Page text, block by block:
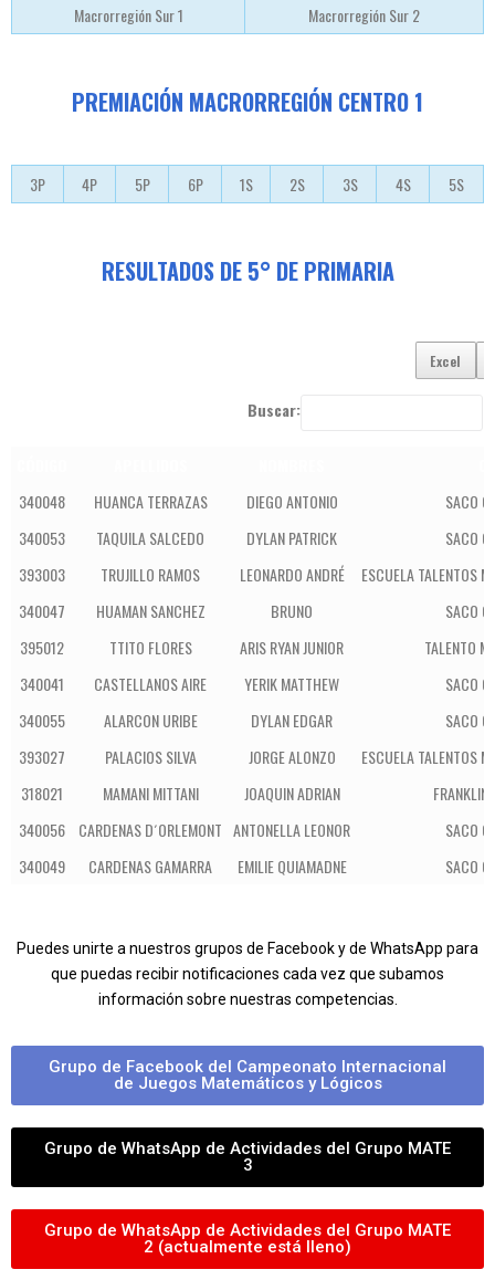
Macrorregión Sur 1
Macrorregión Sur 2
PREMIACIÓN MACRORREGIÓN CENTRO 1
3P 4P 5P 6P 1S 2S 3S 4S 5S
RESULTADOS DE 5° DE PRIMARIA
Excel
Buscar:
340048
HUANCA TERRAZAS DIEGO ANTONIO
SACO
340053
TAQUILA SALCEDO DYLAN PATRICK
SACO
393003
TRUJILLO RAMOS LEONARDO ANDRÉ
ESCUELA TALENTOS
340047
HUAMAN SANCHEZ BRUNO
SACO
395012
TTITO FLORES ARIS RYAN JUNIOR
TALENTO
340041
CASTELLANOS AIRE YERIK MATTHEW
SACO
340055
ALARCON URIBE DYLAN EDGAR
SACO
393027
PALACIOS SILVA JORGE ALONZO
ESCUELA TALENTOS
318021
MAMANI MITTANI JOAQUIN ADRIAN
FRANKLIN
340056
CARDENAS D´ORLEMONT ANTONELLA LEONOR
SACO
340049
CARDENAS GAMARRA EMILIE QUIAMADNE SACO
Puedes unirte a nuestros grupos de Facebook y de WhatsApp para
que puedas recibir notificaciones cada vez que subamos
información sobre nuestras competencias.
Grupo de Facebook del Campeonato Internacional
de Juegos Matemáticos y Lógicos
Grupo de WhatsApp de Actividades del Grupo MATE
3
Grupo de WhatsApp de Actividades del Grupo MATE
2 (actualmente está lleno)